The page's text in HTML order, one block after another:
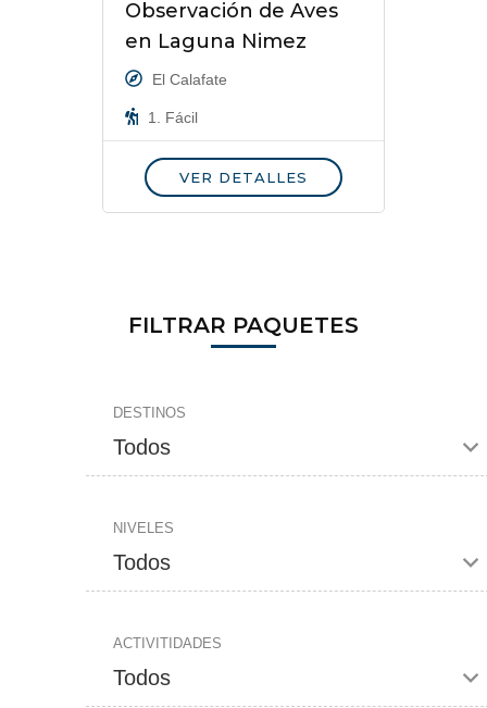
Observación de Aves
en Laguna Nimez
El Calafate
1. Fácil
VER DETALLES
FILTRAR PAQUETES
DESTINOS
NIVELES
ACTIVITIDADES